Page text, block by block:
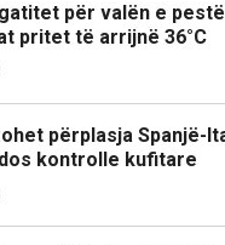
për valën e
pritet të arrijnë 36°C
përplasja Spanjë-
kontrolle kufitare